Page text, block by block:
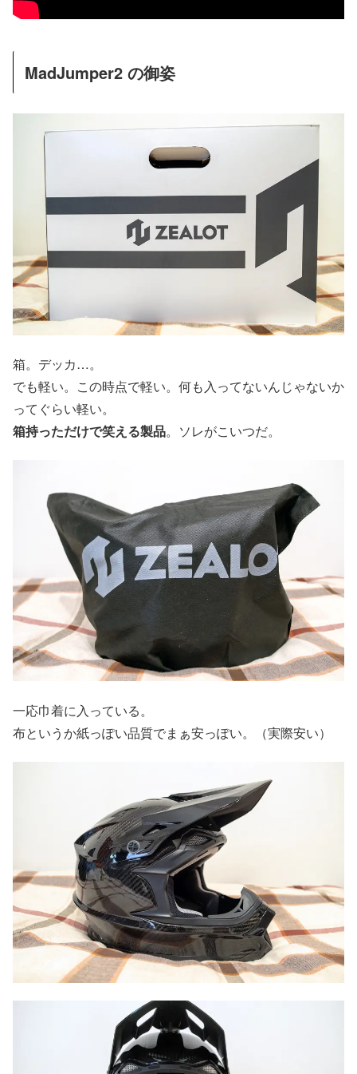
MadJumper2 の御姿
箱。デッカ…。
でも軽い。この時点で軽い。何も入ってないんじゃないか
ってぐらい軽い。
箱持っただけで笑える製品。ソレがこいつだ。
一応巾着に入っている。
布というか紙っぽい品質でまぁ安っぽい。（実際安い）